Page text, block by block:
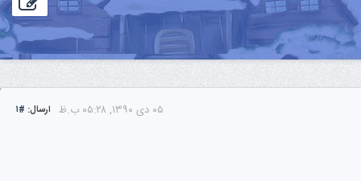
ارسال: #۱ ۰۵ دى ۱۳۹۰, ۰۵:۲۸ ب.ظ